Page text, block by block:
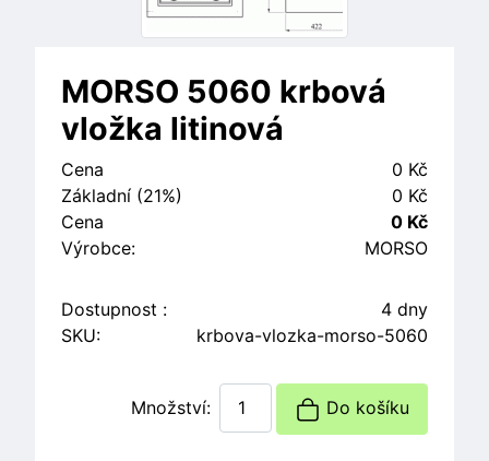
MORSO 5060 krbová
vložka litinová
Cena
0 Kč
Základní (21%)
0 Kč
Cena
0 Kč
Výrobce:
MORSO
Dostupnost :
4 dny
SKU:
krbova-vlozka-morso-5060
Množství: Do košíku